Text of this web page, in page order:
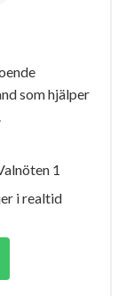
som hjälper
1
i realtid